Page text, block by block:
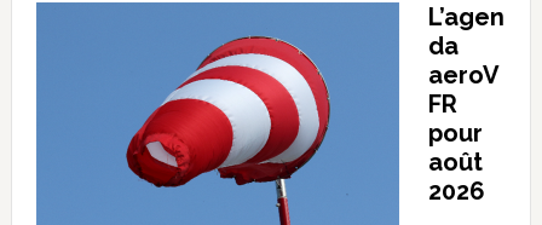
L’agen
da
aeroV
FR
pour
août
2026